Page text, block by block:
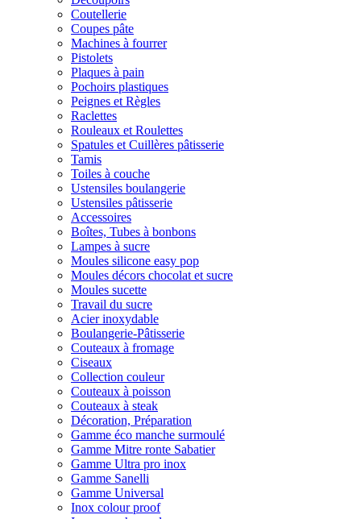
Coutellerie
Coupes pâte
Machines à fourrer
Pistolets
Plaques à pain
Pochoirs plastiques
Peignes et Règles
Raclettes
Rouleaux et Roulettes
Spatules et Cuillères pâtisserie
Tamis
Toiles à couche
Ustensiles boulangerie
Ustensiles pâtisserie
Accessoires
Boîtes, Tubes à bonbons
Lampes à sucre
Moules silicone easy pop
Moules décors chocolat et sucre
Moules sucette
Travail du sucre
Acier inoxydable
Boulangerie-Pâtisserie
Couteaux à fromage
Ciseaux
Collection couleur
Couteaux à poisson
Couteaux à steak
Décoration, Préparation
Gamme éco manche surmoulé
Gamme Mitre ronte Sabatier
Gamme Ultra pro inox
Gamme Sanelli
Gamme Universal
Inox colour proof